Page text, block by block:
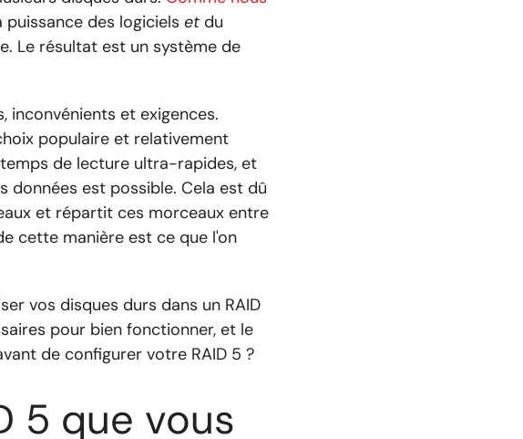
des logiciels et du
Le résultat est un système de
inconvénients et exigences.
populaire et relativement
de lecture ultra-rapides, et
données est possible. Cela est dû
et répartit ces morceaux entre
cette manière est ce que l'on
vos disques durs dans un RAID
pour bien fonctionner, et le
de configurer votre RAID 5 ?
5 que vous